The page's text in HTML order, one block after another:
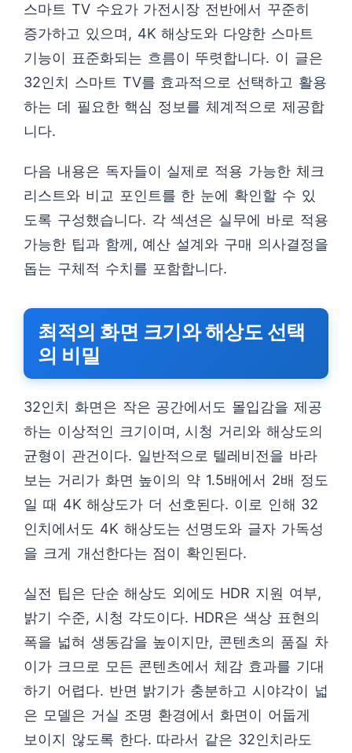
스마트 TV 수요가 가전시장 전반에서 꾸준히
증가하고 있으며, 4K 해상도와 다양한 스마트
기능이 표준화되는 흐름이 뚜렷합니다. 이 글은
32인치 스마트 TV를 효과적으로 선택하고 활용
하는 데 필요한 핵심 정보를 체계적으로 제공합
니다.
다음 내용은 독자들이 실제로 적용 가능한 체크
리스트와 비교 포인트를 한 눈에 확인할 수 있
도록 구성했습니다. 각 섹션은 실무에 바로 적용
가능한 팁과 함께, 예산 설계와 구매 의사결정을
돕는 구체적 수치를 포함합니다.
최적의 화면 크기와 해상도 선택
의 비밀
32인치 화면은 작은 공간에서도 몰입감을 제공
하는 이상적인 크기이며, 시청 거리와 해상도의
균형이 관건이다. 일반적으로 텔레비전을 바라
보는 거리가 화면 높이의 약 1.5배에서 2배 정도
일 때 4K 해상도가 더 선호된다. 이로 인해 32
인치에서도 4K 해상도는 선명도와 글자 가독성
을 크게 개선한다는 점이 확인된다.
실전 팁은 단순 해상도 외에도 HDR 지원 여부,
밝기 수준, 시청 각도이다. HDR은 색상 표현의
폭을 넓혀 생동감을 높이지만, 콘텐츠의 품질 차
이가 크므로 모든 콘텐츠에서 체감 효과를 기대
하기 어렵다. 반면 밝기가 충분하고 시야각이 넓
은 모델은 거실 조명 환경에서 화면이 어둡게
보이지 않도록 한다. 따라서 같은 32인치라도